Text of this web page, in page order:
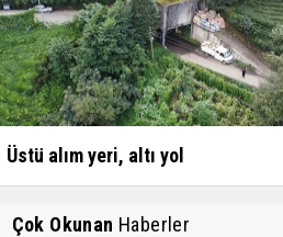
Üstü alım yeri, altı yol
Çok Okunan Haberler